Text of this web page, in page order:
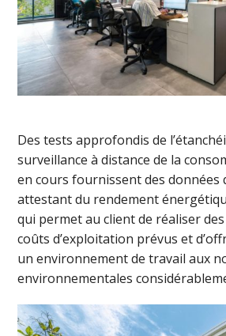
Des tests approfondis de
surveillance à distance de la
en cours fournissent des données
attestant du rendement
qui permet au client de réaliser
coûts d’exploitation prévus et
un environnement de travail aux
environnementales